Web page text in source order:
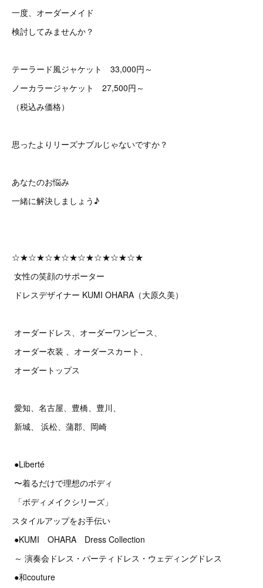
一度、オーダーメイド
検討してみませんか？
テーラード風ジャケット 33,000円～
ノーカラージャケット 27,500円～
（税込み価格）
思ったよりリーズナブルじゃないですか？
あなたのお悩み
一緒に解決しましょう♪
☆★☆★☆★☆★☆★☆★☆★☆★
女性の笑顔のサポーター
ドレスデザイナー KUMI OHARA（大原久美）
オーダードレス、オーダーワンピース、
オーダー衣装 、オーダースカート、
オーダートップス
愛知、名古屋、豊橋、豊川、
新城、 浜松、蒲郡、岡崎
●Liberté
〜着るだけで理想のボディ
「ボディメイクシリーズ」
スタイルアップをお手伝い
●KUMI OHARA Dress Collection
～ 演奏会ドレス・パーティドレス・ウェディングドレス
●和couture